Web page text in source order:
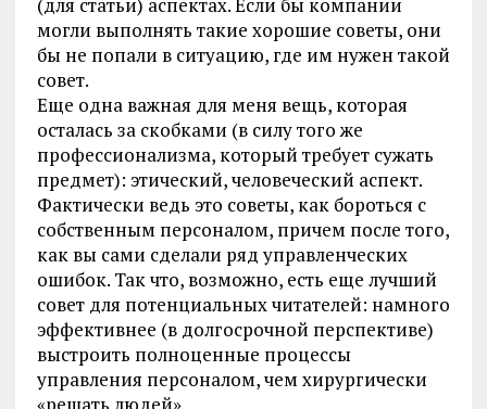
могли выполнять такие хорошие советы, они
бы не попали в ситуацию, где им нужен такой
совет.
Еще одна важная для меня вещь, которая
осталась за скобками (в силу того же
профессионализма, который требует сужать
предмет): этический, человеческий аспект.
Фактически ведь это советы, как бороться с
собственным персоналом, причем после того,
как вы сами сделали ряд управленческих
ошибок. Так что, возможно, есть еще лучший
совет для потенциальных читателей: намного
эффективнее (в долгосрочной перспективе)
выстроить полноценные процессы
управления персоналом, чем хирургически